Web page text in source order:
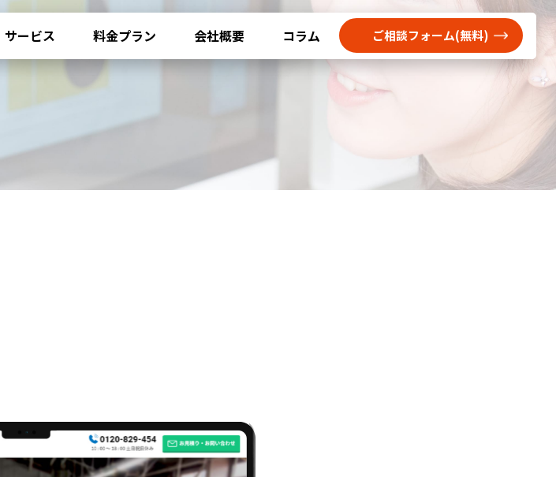
サービス 料金プラン 会社概要 コラム ご相談フォーム(無料)